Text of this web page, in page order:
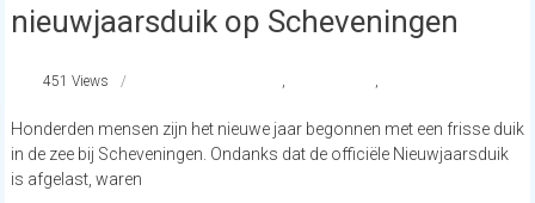
nieuwjaarsduik op Scheveningen
451 Views
Honderden mensen zijn het nieuwe jaar begonnen met een frisse duik
in de zee bij Scheveningen. Ondanks dat de officiële Nieuwjaarsduik
is afgelast, waren